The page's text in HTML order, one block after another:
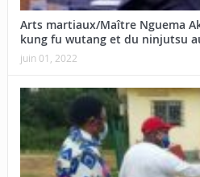
Arts martiaux/Maître Nguema
kung fu wutang et du ninjutsu
juin 01, 2022